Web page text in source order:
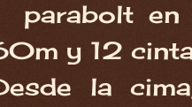
parabolt en
y 12
la